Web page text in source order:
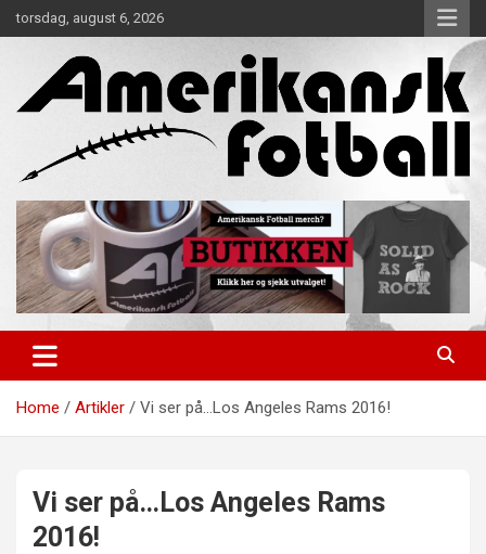
Skip
to
torsdag, august 6, 2026
Amerikansk Fotball
Home Artikler Vi ser på…Los Angeles Rams 2016!
Vi ser på…Los Angeles Rams
2016!